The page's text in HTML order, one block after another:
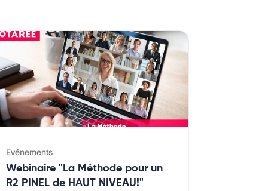
Evénements
Webinaire "La Méthode pour un
R2 PINEL de HAUT NIVEAU!"